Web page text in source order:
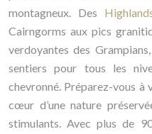
montagneux. Des
Cairngorms aux pics
verdoyantes des
sentiers pour tous les
chevronné. Préparez-vous à
cœur d’une nature
stimulants. Avec plus de